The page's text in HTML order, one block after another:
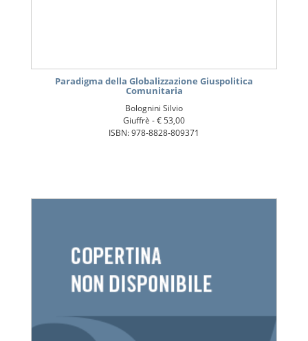
Paradigma della Globalizzazione Giuspolitica
Comunitaria
Bolognini Silvio
Giuffrè -€ 53,00
ISBN: 978-8828-809371